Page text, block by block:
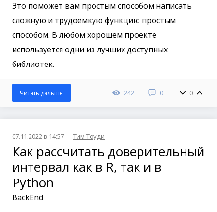
Это поможет вам простым способом написать
сложную и трудоемкую функцию простым
способом. В любом хорошем проекте
используется одни из лучших доступных
библиотек.
242 0 0
Читать дальше
07.11.2022 в 14:57 Тим Тоуди
Как рассчитать доверительный
интервал как в R, так и в
Python
BackEnd